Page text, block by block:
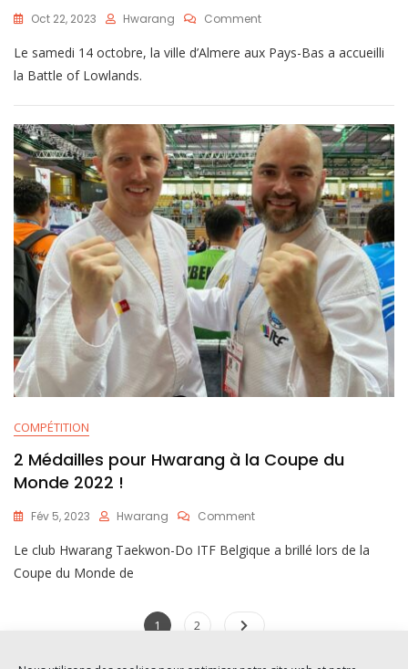
Oct 22, 2023 Hwarang Comment
Le samedi 14 octobre, la ville d’Almere aux Pays-Bas a accueilli
la Battle of Lowlands.
COMPÉTITION
2 Médailles pour Hwarang à la Coupe du
Monde 2022 !
Fév 5, 2023 Hwarang Comment
Le club Hwarang Taekwon-Do ITF Belgique a brillé lors de la
Coupe du Monde de
1 2